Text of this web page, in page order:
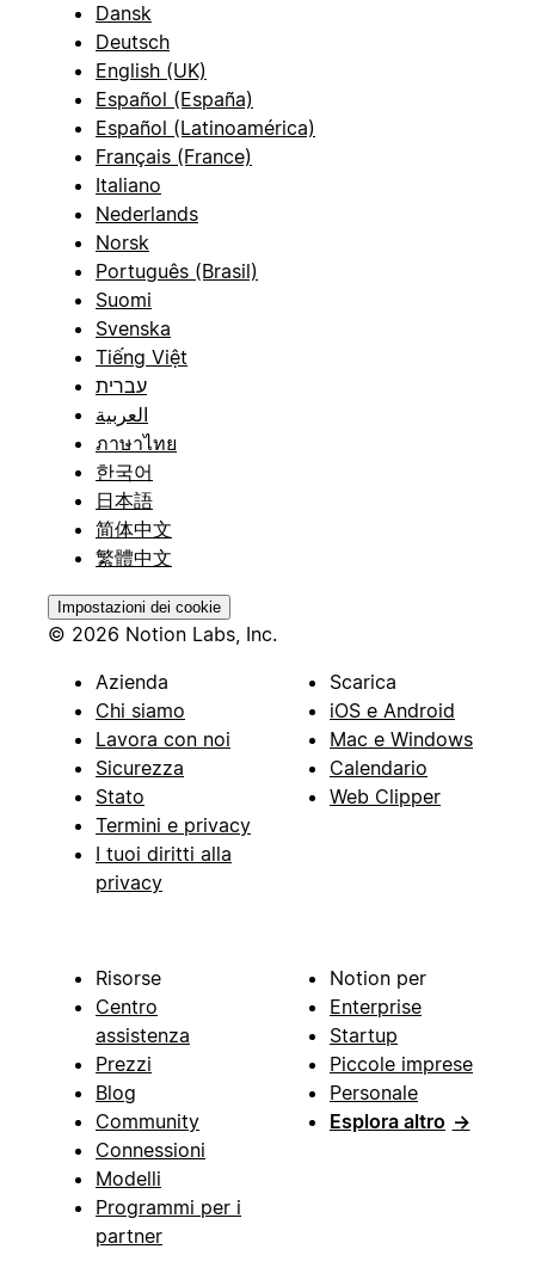
Dansk
Deutsch
English (UK)
Español (España)
Español (Latinoamérica)
Français (France)
Italiano
Nederlands
Norsk
Português (Brasil)
Suomi
Svenska
Tiếng Việt
עברית
العربية
ภาษาไทย
한국어
日本語
简体中文
繁體中文
Impostazioni dei cookie
© 2026 Notion Labs, Inc.
Azienda
Chi siamo
Lavora con noi
Sicurezza
Stato
Termini e privacy
I tuoi diritti alla
privacy
Scarica
iOS e Android
Mac e Windows
Calendario
Web Clipper
Risorse
Centro
assistenza
Prezzi
Blog
Community
Connessioni
Modelli
Programmi per i
partner
Notion per
Enterprise
Startup
Piccole imprese
Personale
Esplora altro →